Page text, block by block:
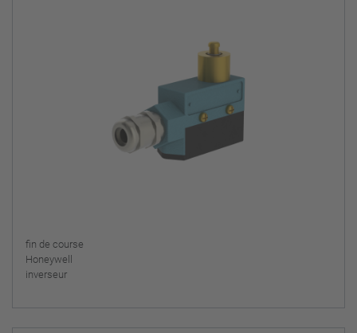
fin de course
Honeywell
inverseur